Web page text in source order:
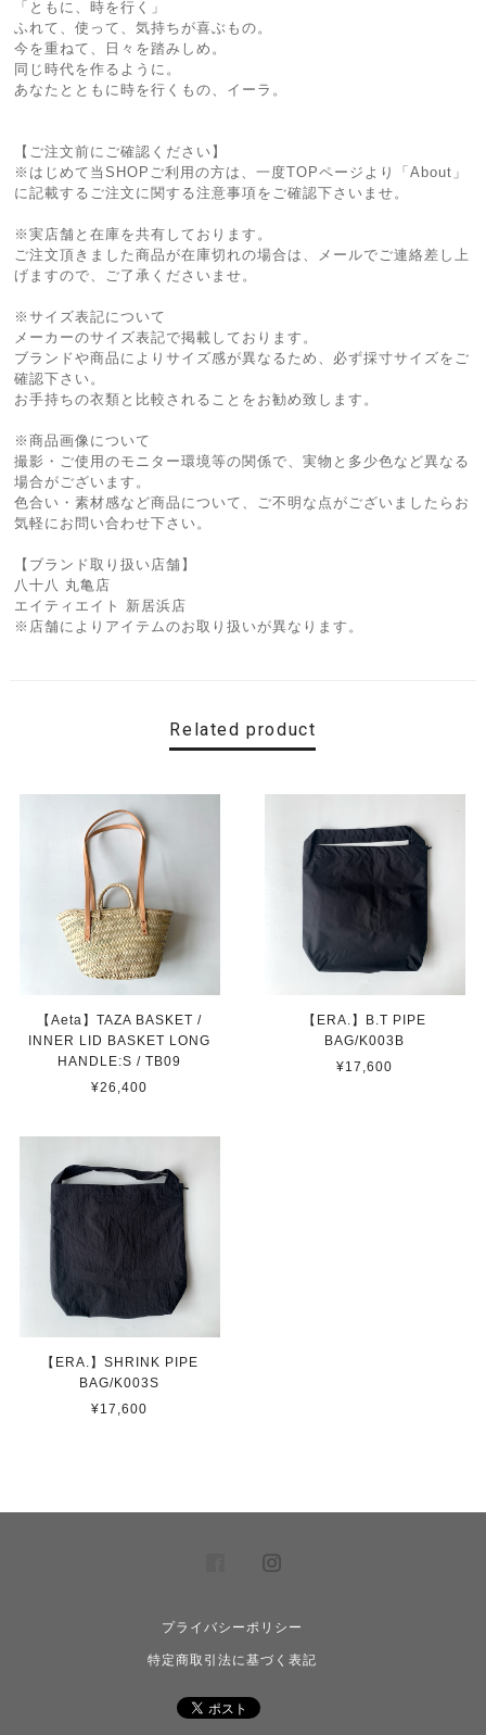
「ともに、時を行く」
ふれて、使って、気持ちが喜ぶもの。
今を重ねて、日々を踏みしめ。
同じ時代を作るように。
あなたとともに時を行くもの、イーラ。
【ご注文前にご確認ください】
※はじめて当SHOPご利用の方は、一度TOPページより「About」
に記載するご注文に関する注意事項をご確認下さいませ。
※実店舗と在庫を共有しております。
ご注文頂きました商品が在庫切れの場合は、メールでご連絡差し上
げますので、ご了承くださいませ。
※サイズ表記について
メーカーのサイズ表記で掲載しております。
ブランドや商品によりサイズ感が異なるため、必ず採寸サイズをご
確認下さい。
お手持ちの衣類と比較されることをお勧め致します。
※商品画像について
撮影・ご使用のモニター環境等の関係で、実物と多少色など異なる
場合がございます。
色合い・素材感など商品について、ご不明な点がございましたらお
気軽にお問い合わせ下さい。
【ブランド取り扱い店舗】
八十八 丸亀店
エイティエイト 新居浜店
※店舗によりアイテムのお取り扱いが異なります。
Related product
【Aeta】TAZA BASKET /
INNER LID BASKET LONG
HANDLE:S / TB09
¥26,400
【ERA.】B.T PIPE
BAG/K003B
¥17,600
【ERA.】SHRINK PIPE
BAG/K003S
¥17,600
プライバシーポリシー
特定商取引法に基づく表記